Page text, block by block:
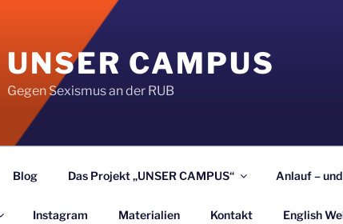
UNSER CAMPUS
Gegen Sexismus an der RUB
Blog Das Projekt „UNSER CAMPUS“ Anlauf –
Instagram Materialien Kontakt English